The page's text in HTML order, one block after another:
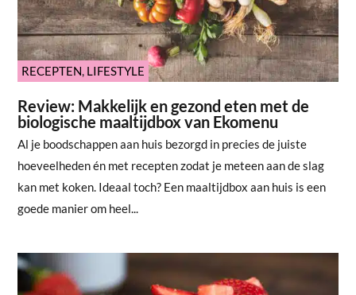
RECEPTEN, LIFESTYLE
Review: Makkelijk en gezond eten met de
biologische maaltijdbox van Ekomenu
Al je boodschappen aan huis bezorgd in precies de juiste
hoeveelheden én met recepten zodat je meteen aan de slag
kan met koken. Ideaal toch? Een maaltijdbox aan huis is een
goede manier om heel...